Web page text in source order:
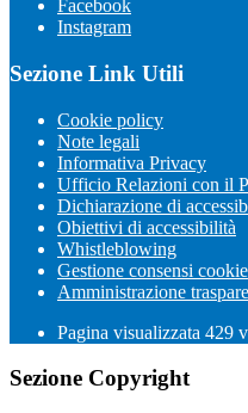
Facebook
Instagram
Sezione Link Utili
Cookie policy
Note legali
Informativa Privacy
Ufficio Relazioni con il
Dichiarazione di
Obiettivi di accessibilità
Whistleblowing
Gestione consensi cookie
Amministrazione
Pagina visualizzata 429
Sezione Copyright